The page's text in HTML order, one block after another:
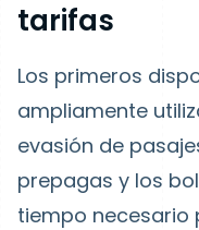
tarifas
Los primeros
ampliamente
evasión de
prepagas y los
tiempo necesario